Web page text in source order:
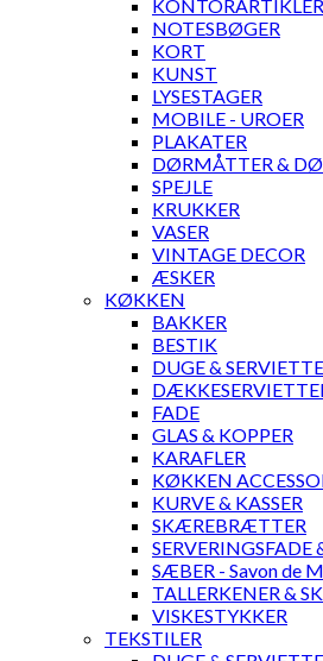
KONTORARTIKLER
NOTESBØGER
KORT
KUNST
LYSESTAGER
MOBILE - UROER
PLAKATER
DØRMÅTTER &
SPEJLE
KRUKKER
VASER
VINTAGE DECOR
ÆSKER
KØKKEN
BAKKER
BESTIK
DUGE &
FADE
GLAS & KOPPER
KARAFLER
KØKKEN
KURVE & KASSER
SKÆREBRÆTTER
SERVERINGSFADE
SÆBER - Savon de
TALLERKENER &
VISKESTYKKER
TEKSTILER